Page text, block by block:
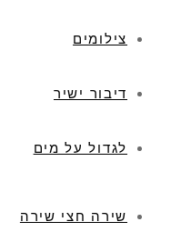
צילומים
דיבור ישיר
לגדול על מים
שירה חצי שירה